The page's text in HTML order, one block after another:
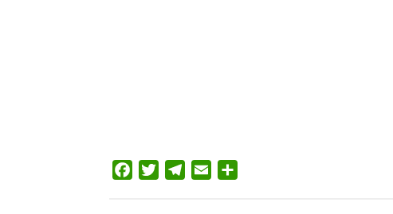
FacebookTwitterTelegram
Email